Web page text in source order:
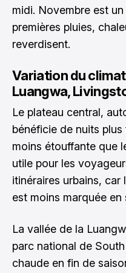
midi. Novembre est
premières pluies,
reverdisent.
Variation du
Luangwa,
Le plateau central,
bénéficie de nuits plus
moins étouffante que
utile pour les
itinéraires urbains,
est moins marquée en
La vallée de la
parc national de
chaude en fin de